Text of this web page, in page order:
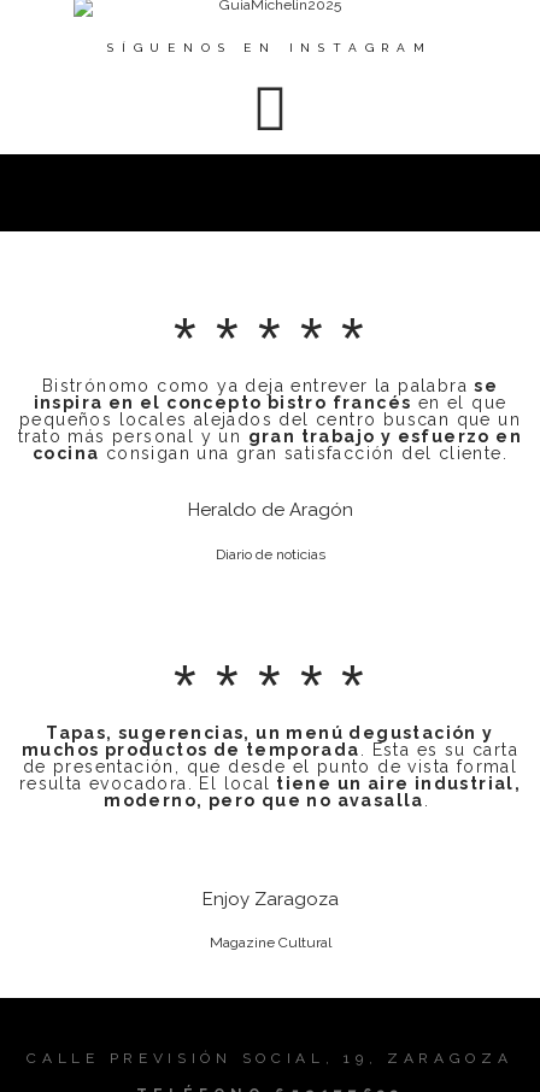
SÍGUENOS EN INSTAGRAM
* * * * *
Bistrónomo como ya deja entrever la palabrase
inspira en el concepto bistro francés en el que
pequeños locales alejados del centro buscan que un
trato más personal y un gran trabajo y esfuerzo en
cocina consigan una gran satisfacción del cliente.
Heraldo de Aragón
Diario de noticias
* * * * *
Tapas, sugerencias, un menú degustación y
muchos productos de temporada
. Esta es su carta
de presentación, que desde el punto de vista formal
resulta evocadora. El local
tiene un aire industrial,
moderno, pero que no avasalla
Enjoy Zaragoza
Magazine Cultural
CALLE PREVISIÓN SOCIAL, 19, ZARAGOZA